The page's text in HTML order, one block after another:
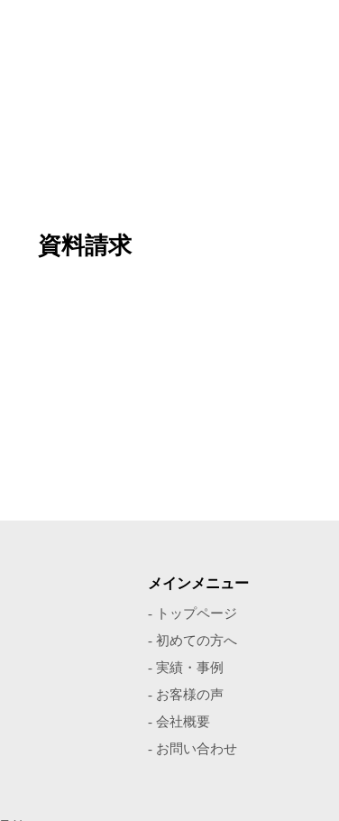
資料請求
メインメニュー
- トップページ
- 初めての方へ
- 実績・事例
- お客様の声
- 会社概要
- お問い合わせ